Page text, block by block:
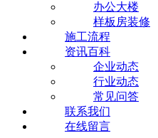
办公大楼
样板房装修
施工流程
资讯百科
企业动态
行业动态
常见问答
联系我们
在线留言